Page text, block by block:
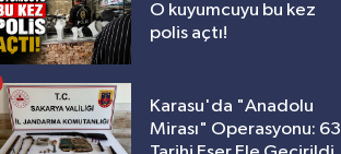
O kuyumcuyu bu kez
polis açtı!
Karasu'da "Anadolu
Mirası" Operasyonu: 63